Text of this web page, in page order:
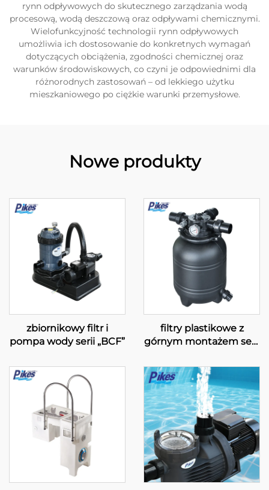
rynn odpływowych do skutecznego zarządzania wodą
procesową, wodą deszczową oraz odpływami chemicznymi.
Wielofunkcyjność technologii rynn odpływowych
umożliwia ich dostosowanie do konkretnych wymagań
dotyczących obciążenia, zgodności chemicznej oraz
warunków środowiskowych, co czyni je odpowiednimi dla
różnorodnych zastosowań – od lekkiego użytku
mieszkaniowego po ciężkie warunki przemysłowe.
Nowe produkty
zbiornikowy filtr i
pompa wody serii „BCF”
filtry plastikowe z
górnym montażem serii